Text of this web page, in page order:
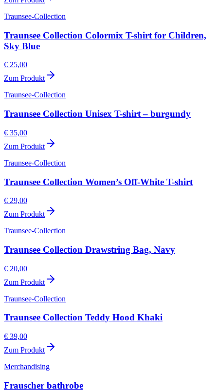
Traunsee-Collection
Traunsee Collection Colormix T-shirt for Children,
Sky Blue
€ 25,00
Zum Produkt
Traunsee-Collection
Traunsee Collection Unisex T-shirt – burgundy
€ 35,00
Zum Produkt
Traunsee-Collection
Traunsee Collection Women’s Off-White T-shirt
€ 29,00
Zum Produkt
Traunsee-Collection
Traunsee Collection Drawstring Bag, Navy
€ 20,00
Zum Produkt
Traunsee-Collection
Traunsee Collection Teddy Hood Khaki
€ 39,00
Zum Produkt
Merchandising
Frauscher bathrobe